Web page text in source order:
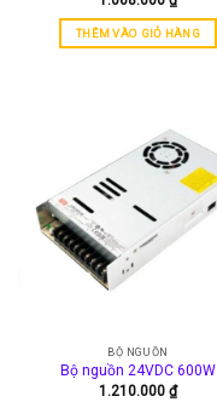
THÊM VÀO GIỎ HÀNG
BỘ NGUỒN
Bộ nguồn 24VDC 600W
1.210.000 ₫